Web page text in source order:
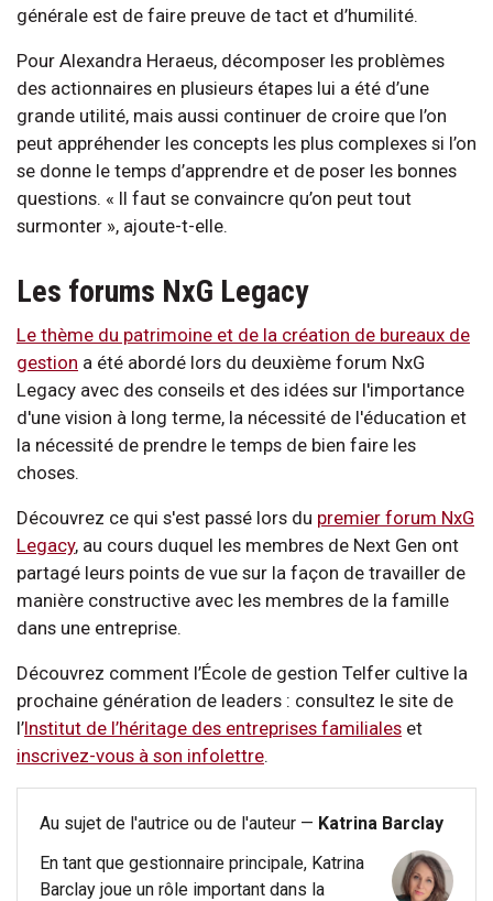
générale est de faire preuve de tact et d’humilité.
Pour Alexandra Heraeus, décomposer les problèmes
des actionnaires en plusieurs étapes lui a été d’une
grande utilité, mais aussi continuer de croire que l’on
peut appréhender les concepts les plus complexes si l’on
se donne le temps d’apprendre et de poser les bonnes
questions. « Il faut se convaincre qu’on peut tout
surmonter », ajoute-t-elle.
Les forums NxG Legacy
Le thème du patrimoine et de la création de bureaux de
gestion a été abordé lors du deuxième forum NxG
Legacy avec des conseils et des idées sur l'importance
d'une vision à long terme, la nécessité de l'éducation et
la nécessité de prendre le temps de bien faire les
choses.
Découvrez ce qui s'est passé lors du premier forum NxG
Legacy, au cours duquel les membres de Next Gen ont
partagé leurs points de vue sur la façon de travailler de
manière constructive avec les membres de la famille
dans une entreprise.
Découvrez comment l’École de gestion Telfer cultive la
prochaine génération de leaders : consultez le site de
l’Institut de l’héritage des entreprises familiales et
inscrivez-vous à son infolettre.
Au sujet de l'autrice ou de l'auteur — Katrina Barclay
En tant que gestionnaire principale, Katrina
Barclay joue un rôle important dans la